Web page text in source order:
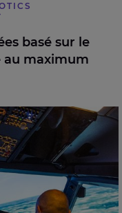
basé sur le
au maximum
pour le calcul